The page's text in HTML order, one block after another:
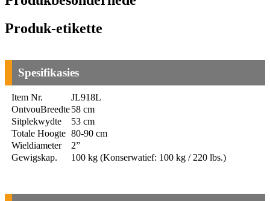
Produk-etikette
Spesifikasies
Item Nr.
JL918L
OntvouBreedte58 cm
Sitplekwydte
53 cm
Totale Hoogte 80-90 cm
Wieldiameter
2”
Gewigskap.
100 kg (Konserwatief: 100 kg / 220 lbs.)